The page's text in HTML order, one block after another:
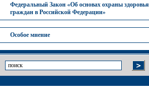
Федеральный Закон «Об основах охраны здоровья
граждан в Российской Федерации»
Особое мнение